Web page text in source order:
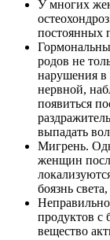
У многих
постоянных
родов не
нарушения в
нервной,
появиться
выпадать
Мигрень.
женщин
боязнь
продуктов с
вещество